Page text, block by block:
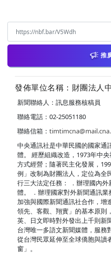
推
發佈單位名稱：財團法人
新聞聯絡人：訊息服務核稿員
聯絡電話：02-25051180
聯絡信箱：
中央通訊社是中華民國的國家通
體。 經歷組織改造，1973年中
方式經營；隨著民主化發展，
例」改制為財團法人，定位為全
行三大法定任務： ．辦理國內
體。 ．辦理國家對外新聞通訊業
加強與國際新聞通訊社合作，增
領先、客觀、翔實」的基本原則
英、日文即時對外發出上千則新
台灣唯一多語文新聞媒體，服務
從台灣民眾延伸至全球僑胞與讀
窗」。